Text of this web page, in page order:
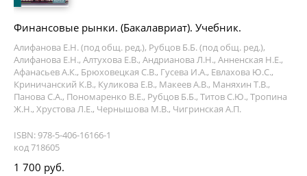
Финансовые рынки. (Бакалавриат). Учебник.
Алифанова Е.Н. (под общ. ред.), Рубцов Б.Б. (под общ. ред.),
Алифанова Е.Н., Алтухова Е.В., Андрианова Л.Н., Анненская Н.Е.,
Афанасьев А.К., Брюховецкая С.В., Гусева И.А., Евлахова Ю.С.,
Криничанский К.В., Куликова Е.В., Макеев А.В., Маняхин Т.В.,
Панова С.А., Пономаренко В.Е., Рубцов Б.Б., Титов С.Ю., Тропина
Ж.Н., Хрустова Л.Е., Чернышова М.В., Чигринская А.П.
ISBN: 978-5-406-16166-1
код 718605
1 700 руб.